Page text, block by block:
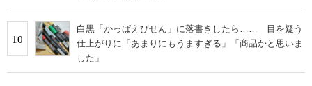
10
白黒「かっぱえびせん」に落書きしたら…… 目を疑う
仕上がりに「あまりにもうますぎる」「商品かと思いま
した」